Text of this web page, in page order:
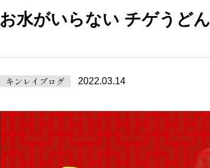
お水がいらない チゲうどん
キンレイブログ 2022.03.14